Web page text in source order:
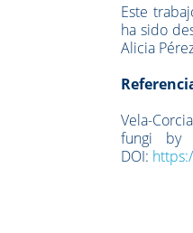
Este
ha sido
Alicia
Vela-
fungi by
DOI: